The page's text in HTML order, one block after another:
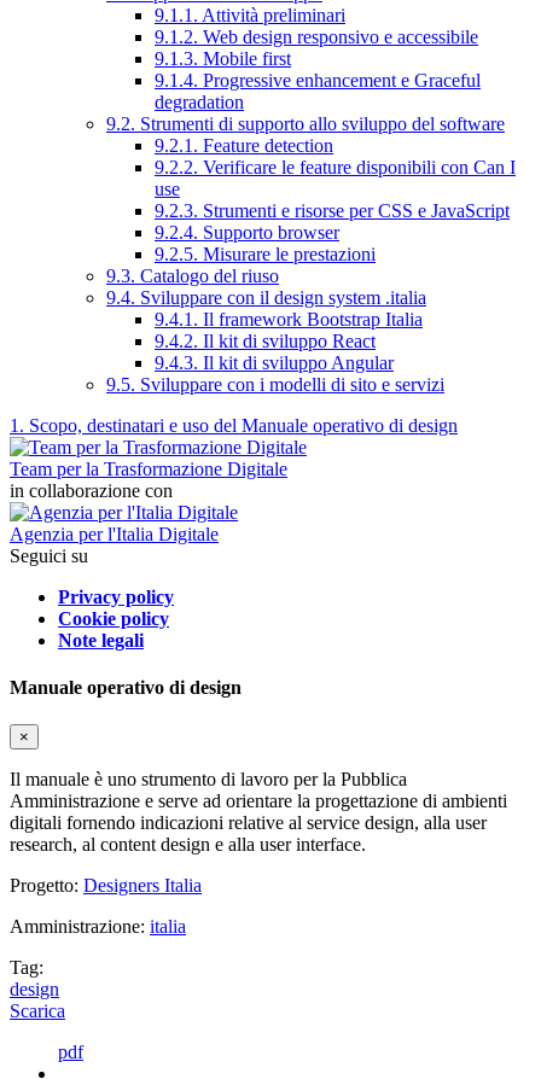
9.1.1. Attività preliminari
9.1.2. Web design responsivo e accessibile
9.1.3. Mobile first
9.1.4. Progressive enhancement e Graceful
degradation
9.2. Strumenti di supporto allo sviluppo del software
9.2.1. Feature detection
9.2.2. Verificare le feature disponibili con Can I
use
9.2.3. Strumenti e risorse per CSS e JavaScript
9.2.4. Supporto browser
9.2.5. Misurare le prestazioni
9.3. Catalogo del riuso
9.4. Sviluppare con il design system .italia
9.4.1. Il framework Bootstrap Italia
9.4.2. Il kit di sviluppo React
9.4.3. Il kit di sviluppo Angular
9.5. Sviluppare con i modelli di sito e servizi
1. Scopo, destinatari e uso del Manuale operativo di design
Team per la Trasformazione Digitale
in collaborazione con
Agenzia per l'Italia Digitale
Seguici su
Privacy policy
Cookie policy
Note legali
Manuale operativo di design
×
Il manuale è uno strumento di lavoro per la Pubblica
Amministrazione e serve ad orientare la progettazione di ambienti
digitali fornendo indicazioni relative al service design, alla user
research, al content design e alla user interface.
Progetto: Designers Italia
Amministrazione: italia
Tag:
design
Scarica
pdf